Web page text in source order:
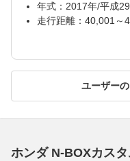
年式：2017年/平成
走行距離：40,001～
ユーザー
ホンダ N-BOXカス